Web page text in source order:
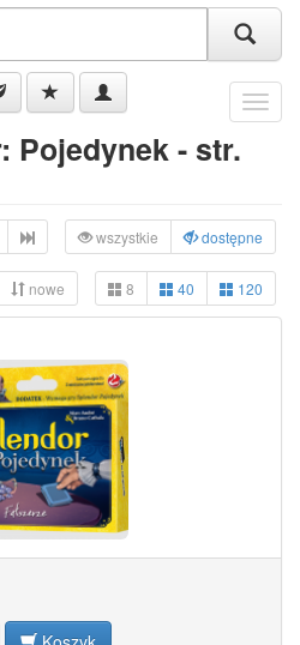
Menu
Pojedynek - str.
wszystkie dostępne
nowe 8 40 120